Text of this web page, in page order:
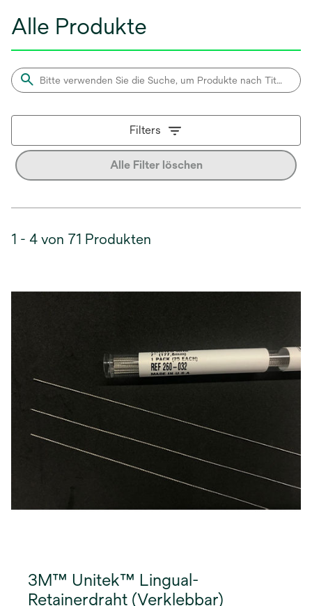
Alle Produkte
Filters
Alle Filter löschen
1 - 4 von 71 Produkten
3M™ Unitek™ Lingual-
Retainerdraht (Verklebbar)